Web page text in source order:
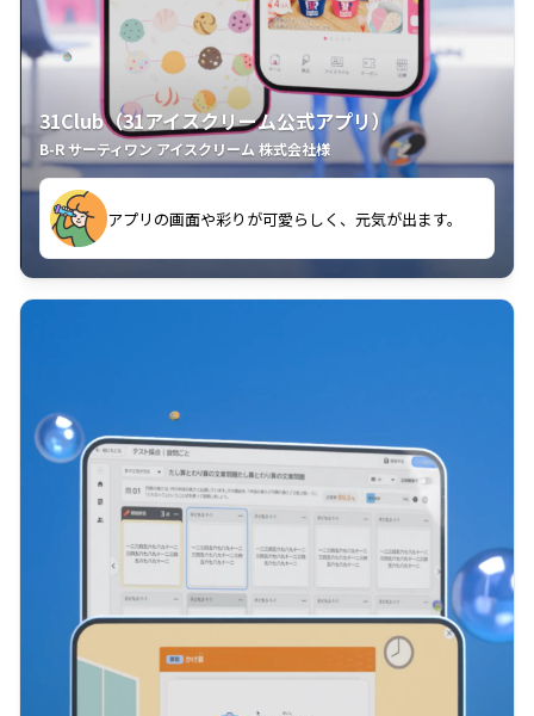
31Club（31アイスクリーム公式アプリ）
B-R サーティワン アイスクリーム 株式会社様
アプリの画面や彩りが可愛らしく、元気が出ます。
クラスごとに特典があるようなので使うのが楽しいで
す。